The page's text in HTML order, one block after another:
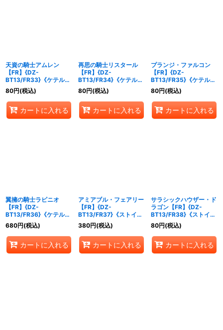
天資の騎士アムレン
【FR】{DZ-
BT13/FR33}《ケテルサ
ンクチュアリ》
80円(税込)
カートに入れる
再思の騎士リスタール
【FR】{DZ-
BT13/FR34}《ケテルサ
ンクチュアリ》
80円(税込)
カートに入れる
プランジ・ファルコン
【FR】{DZ-
BT13/FR35}《ケテルサ
ンクチュアリ》
80円(税込)
カートに入れる
翼擁の騎士ラピニオ
【FR】{DZ-
BT13/FR36}《ケテルサ
ンクチュアリ》
680円(税込)
カートに入れる
アミアブル・フェアリー
【FR】{DZ-
BT13/FR37}《ストイケ
イア》
380円(税込)
カートに入れる
サラシックハウザー・ド
ラゴン【FR】{DZ-
BT13/FR38}《ストイケ
イア》
80円(税込)
カートに入れる